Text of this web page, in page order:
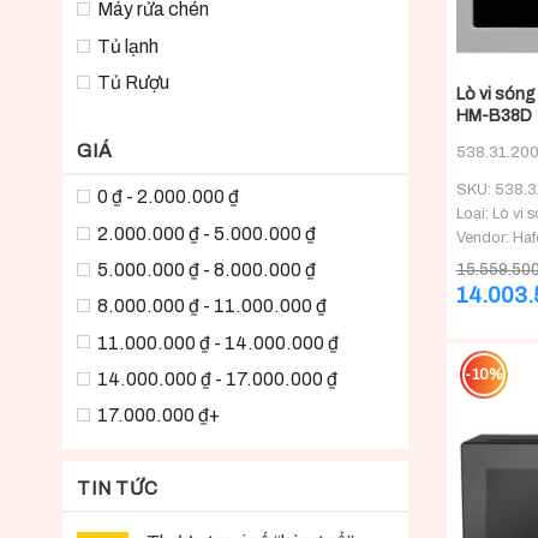
Máy rửa chén
Tủ lạnh
Tủ Rượu
GIÁ
0 ₫ - 2.000.000 ₫
2.000.000 ₫ - 5.000.000 ₫
5.000.000 ₫ - 8.000.000 ₫
8.000.000 ₫ - 11.000.000 ₫
11.000.000 ₫ - 14.000.000 ₫
14.000.000 ₫ - 17.000.000 ₫
17.000.000 ₫+
TIN TỨC
Lò vi
HM-B38D
538.31.200
SKU:
Loại: Lò vi
Vendor:
Giá
gốc
-10%